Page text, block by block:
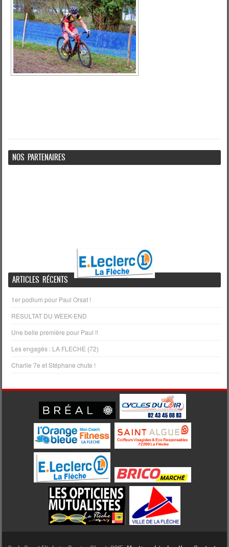
NOS PARTENAIRES
ARTICLES RÉCENTS
1er podium pour Paul Orsat !
RESULTAT DU WEEK-END
Une belle première pour Paul !!
Les engagés : LA FLECHE (72)
Charlie 7e et Stéphane chute !